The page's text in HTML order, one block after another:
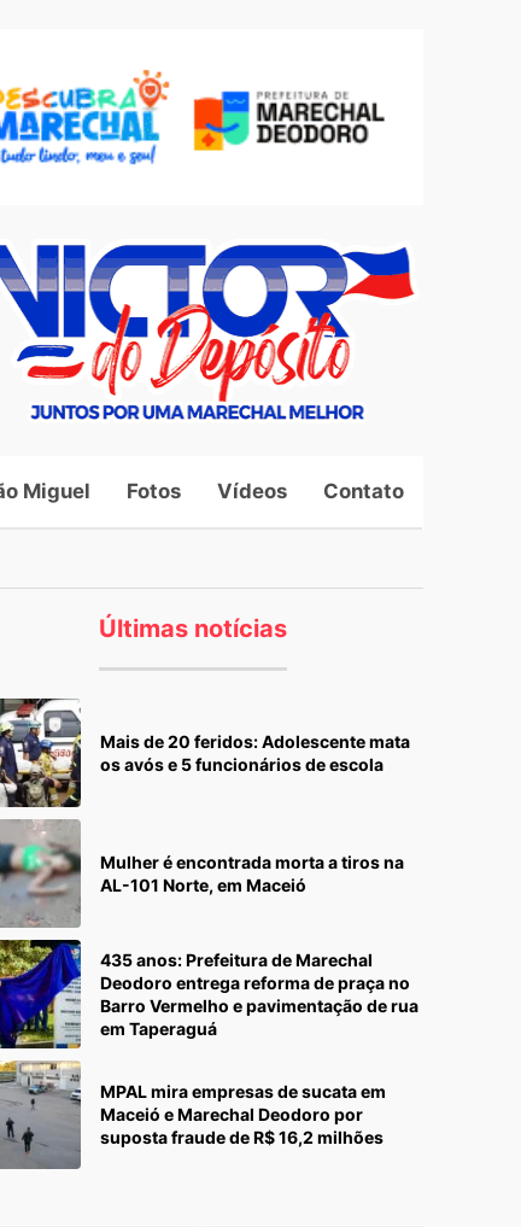
Miguel Fotos Vídeos Contato
Últimas notícias
Mais de 20 feridos: Adolescente mata
os avós e 5 funcionários de escola
Mulher é encontrada morta a tiros na
AL-101 Norte, em Maceió
435 anos: Prefeitura de Marechal
Deodoro entrega reforma de praça no
Barro Vermelho e pavimentação de rua
em Taperaguá
MPAL mira empresas de sucata em
Maceió e Marechal Deodoro por
suposta fraude de R$ 16,2 milhões